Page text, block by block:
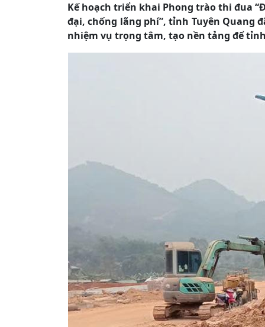
Kế hoạch triển khai Phong trào thi đua
đại, chống lãng phí”, tỉnh Tuyên Quang
nhiệm vụ trọng tâm, tạo nền tảng để